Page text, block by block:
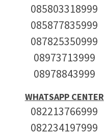
085803318999
085877835999
087825350999
08973713999
08978843999
WHATSAPP CENTER
082213766999
082234197999